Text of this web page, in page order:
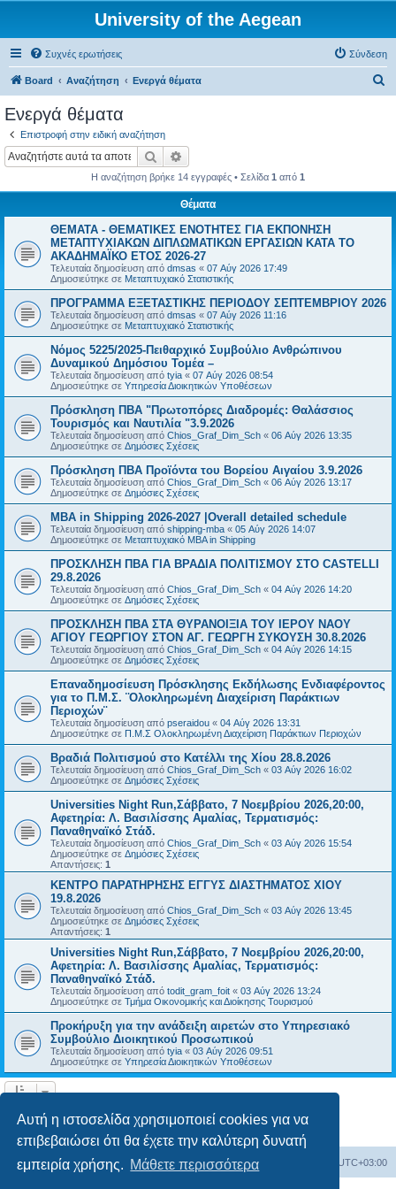
Αυτή η ιστοσελίδα χρησιμοποιεί cookies για να
επιβεβαιώσει ότι θα έχετε την καλύτερη δυνατή
εμπειρία χρήσης. Μάθετε περισσότερα
University of the Aegean
Συχνές ερωτήσεις Σύνδεση
Board Αναζήτηση Ενεργά θέματα
Ενεργά θέματα
Επιστροφή στην ειδική αναζήτηση
Αναζήτηση
Η αναζήτηση βρήκε 14 εγγραφές • Σελίδα 1 από 1
Θέματα
ΘΕΜΑΤΑ - ΘΕΜΑΤΙΚΕΣ ΕΝΟΤΗΤΕΣ ΓΙΑ ΕΚΠΟΝΗΣΗ
ΜΕΤΑΠΤΥΧΙΑΚΩΝ ΔΙΠΛΩΜΑΤΙΚΩΝ ΕΡΓΑΣΙΩΝ ΚΑΤΑ ΤΟ
ΑΚΑΔΗΜΑΪΚΟ ΕΤΟΣ 2026-27
Τελευταία δημοσίευση από dmsas « 07 Αύγ 2026 17:49
Δημοσιεύτηκε σε Μεταπτυχιακό Στατιστικής
ΠΡΟΓΡΑΜΜΑ ΕΞΕΤΑΣΤΙΚΗΣ ΠΕΡΙΟΔΟΥ ΣΕΠΤΕΜΒΡΙΟΥ 2026
Τελευταία δημοσίευση από dmsas « 07 Αύγ 2026 11:16
Δημοσιεύτηκε σε Μεταπτυχιακό Στατιστικής
Νόμος 5225/2025-Πειθαρχικό Συμβούλιο Ανθρώπινου
Δυναμικού Δημόσιου Τομέα –
Τελευταία δημοσίευση από tyia « 07 Αύγ 2026 08:54
Δημοσιεύτηκε σε Υπηρεσία Διοικητικών Υποθέσεων
Πρόσκληση ΠΒΑ "Πρωτοπόρες Διαδρομές: Θαλάσσιος
Τουρισμός και Ναυτιλία "3.9.2026
Τελευταία δημοσίευση από Chios_Graf_Dim_Sch « 06 Αύγ 2026 13:35
Δημοσιεύτηκε σε Δημόσιες Σχέσεις
Πρόσκληση ΠΒΑ Προϊόντα του Βορείου Αιγαίου 3.9.2026
Τελευταία δημοσίευση από Chios_Graf_Dim_Sch « 06 Αύγ 2026 13:17
Δημοσιεύτηκε σε Δημόσιες Σχέσεις
MBA in Shipping 2026-2027 |Overall detailed schedule
Τελευταία δημοσίευση από shipping-mba « 05 Αύγ 2026 14:07
Δημοσιεύτηκε σε Μεταπτυχιακό MBA in Shipping
ΠΡΟΣΚΛΗΣΗ ΠΒΑ ΓΙΑ ΒΡΑΔΙΑ ΠΟΛΙΤΙΣΜΟΥ ΣΤΟ CASTELLI
29.8.2026
Τελευταία δημοσίευση από Chios_Graf_Dim_Sch « 04 Αύγ 2026 14:20
Δημοσιεύτηκε σε Δημόσιες Σχέσεις
ΠΡΟΣΚΛΗΣΗ ΠΒΑ ΣΤΑ ΘΥΡΑΝΟΙΞΙΑ ΤΟΥ ΙΕΡΟΥ ΝΑΟΥ
ΑΓΙΟΥ ΓΕΩΡΓΙΟΥ ΣΤΟΝ ΑΓ. ΓΕΩΡΓΗ ΣΥΚΟΥΣΗ 30.8.2026
Τελευταία δημοσίευση από Chios_Graf_Dim_Sch « 04 Αύγ 2026 14:15
Δημοσιεύτηκε σε Δημόσιες Σχέσεις
Επαναδημοσίευση Πρόσκλησης Εκδήλωσης Ενδιαφέροντος
για το Π.Μ.Σ. ¨Ολοκληρωμένη Διαχείριση Παράκτιων
Περιοχών¨
Τελευταία δημοσίευση από pseraidou « 04 Αύγ 2026 13:31
Δημοσιεύτηκε σε Π.Μ.Σ Ολοκληρωμένη Διαχείριση Παράκτιων Περιοχών
Βραδιά Πολιτισμού στο Κατέλλι της Χίου 28.8.2026
Τελευταία δημοσίευση από Chios_Graf_Dim_Sch « 03 Αύγ 2026 16:02
Δημοσιεύτηκε σε Δημόσιες Σχέσεις
Universities Night Run,Σάββατο, 7 Νοεμβρίου 2026,20:00,
Αφετηρία: Λ. Βασιλίσσης Αμαλίας, Τερματισμός:
Παναθηναϊκό Στάδ.
Τελευταία δημοσίευση από Chios_Graf_Dim_Sch « 03 Αύγ 2026 15:54
Δημοσιεύτηκε σε Δημόσιες Σχέσεις
Απαντήσεις: 1
ΚΕΝΤΡΟ ΠΑΡΑΤΗΡΗΣΗΣ ΕΓΓΥΣ ΔΙΑΣΤΗΜΑΤΟΣ ΧΙΟΥ
19.8.2026
Τελευταία δημοσίευση από Chios_Graf_Dim_Sch « 03 Αύγ 2026 13:45
Δημοσιεύτηκε σε Δημόσιες Σχέσεις
Απαντήσεις: 1
Universities Night Run,Σάββατο, 7 Νοεμβρίου 2026,20:00,
Αφετηρία: Λ. Βασιλίσσης Αμαλίας, Τερματισμός:
Παναθηναϊκό Στάδ.
Τελευταία δημοσίευση από todit_gram_foit « 03 Αύγ 2026 13:24
Δημοσιεύτηκε σε Τμήμα Οικονομικής και Διοίκησης Τουρισμού
Προκήρυξη για την ανάδειξη αιρετών στο Υπηρεσιακό
Συμβούλιο Διοικητικού Προσωπικού
Τελευταία δημοσίευση από tyia « 03 Αύγ 2026 09:51
Δημοσιεύτηκε σε Υπηρεσία Διοικητικών Υποθέσεων
Board Όλοι οι χρόνοι είναι UTC+03:00
Διαγραφή cookies